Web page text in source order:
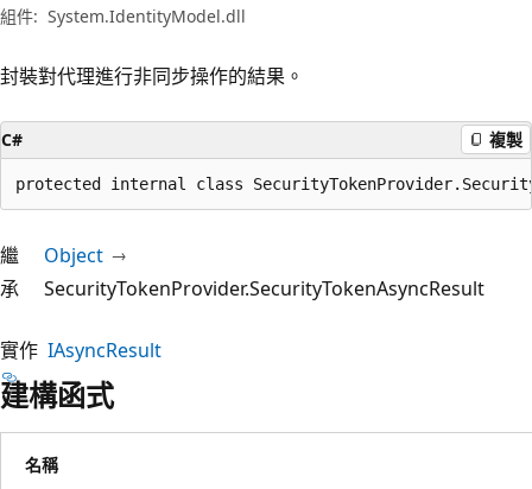
組件: System.IdentityModel.dll
封裝對代理進行非同步操作的結果。
C# 複製
protected internal class
繼
承
Object
SecurityTokenProvider.SecurityTokenAsyncResult
實作 IAsyncResult
建構函式
名稱